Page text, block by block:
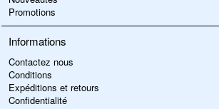
Promotions
Informations
Contactez nous
Conditions
Expéditions et retours
Confidentialité